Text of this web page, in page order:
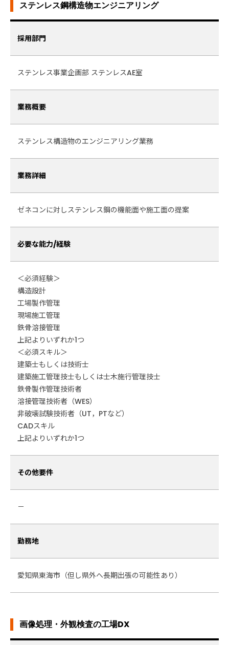
ステンレス鋼構造物エンジニアリング
採用部門
ステンレス事業企画部 ステンレスAE室
業務概要
ステンレス構造物のエンジニアリング業務
業務詳細
ゼネコンに対しステンレス鋼の機能面や施工面の提案
必要な能力/経験
＜必須経験＞
構造設計
工場製作管理
現場施工管理
鉄骨溶接管理
上記よりいずれか1つ
＜必須スキル＞
建築士もしくは技術士
建築施工管理技士もしくは士木施行管理技士
鉄骨製作管理技術者
溶接管理技術者（WES）
非破壊試験技術者（UT，PTなど）
CADスキル
上記よりいずれか1つ
その他要件
－
勤務地
愛知県東海市（但し県外へ長期出張の可能性あり）
画像処理・外観検査の工場DX